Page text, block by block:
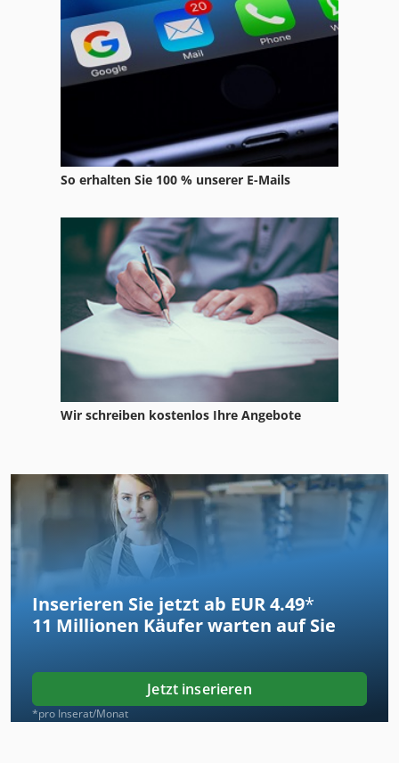
So erhalten Sie 100 % unserer E-Mails
Wir schreiben kostenlos Ihre Angebote
Inserieren Sie jetzt ab EUR 4.49*
11 Millionen Käufer warten auf Sie
Jetzt inserieren
*pro Inserat/Monat